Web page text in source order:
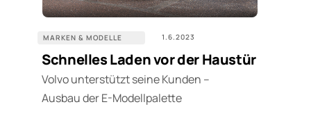
MARKEN & MODELLE 1.6.2023
Schnelles Laden vor der Haustür
‍Volvo unterstützt seine Kunden –
Ausbau der E-Modellpalette